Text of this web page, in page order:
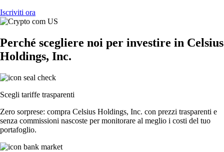
Iscriviti ora
Perché scegliere noi per investire in Celsius
Holdings, Inc.
Scegli tariffe trasparenti
Zero sorprese: compra Celsius Holdings, Inc. con prezzi trasparenti e
senza commissioni nascoste per monitorare al meglio i costi del tuo
portafoglio.